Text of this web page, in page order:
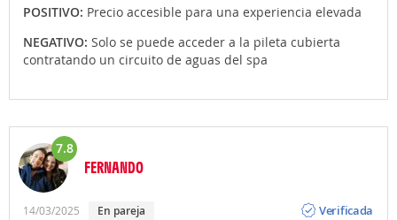
POSITIVO: Precio accesible para una experiencia elevada
NEGATIVO: Solo se puede acceder a la pileta cubierta
contratando un circuito de aguas del spa
7.8
FERNANDO
14/03/2025 en pareja
Verificada